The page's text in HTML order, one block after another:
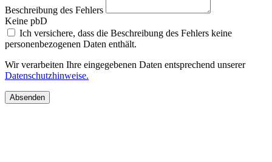
Beschreibung des Fehlers
Keine pbD
Ich versichere, dass die Beschreibung des Fehlers keine
personenbezogenen Daten enthält.
Wir verarbeiten Ihre eingegebenen Daten entsprechend unserer
Datenschutzhinweise.
Absenden